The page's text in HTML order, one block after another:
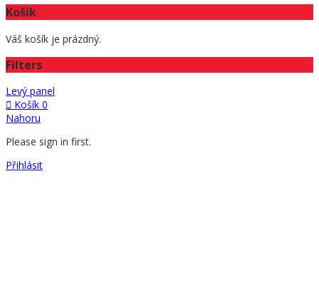
Košík
Váš košík je prázdný.
Filters
Levý panel
Košík 0
Nahoru
Please sign in first.
Přihlásit